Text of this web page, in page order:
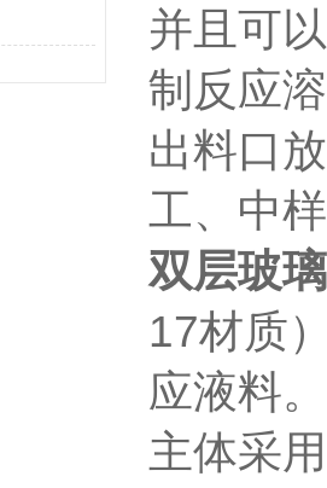
并且可
制反应
出料口
工、中
双层玻
17材质
应液料。
主体采